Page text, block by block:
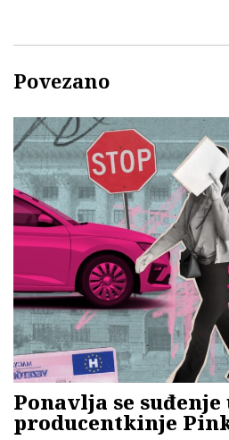
Povezano
Ponavlja se suđenje
producentkinje